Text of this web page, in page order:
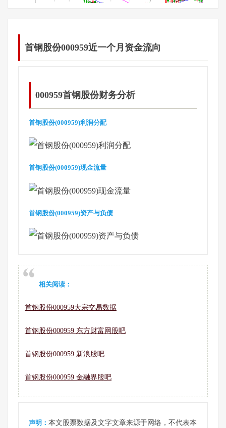
首钢股份000959近一个月资金流向
000959首钢股份财务分析
首钢股份(000959)利润分配
首钢股份(000959)现金流量
首钢股份(000959)资产与负债
相关阅读：
首钢股份000959大宗交易数据
首钢股份000959 东方财富网股吧
首钢股份000959 新浪股吧
首钢股份000959 金融界股吧
声明： 本文股票数据及文字文章来源于网络，不代表本